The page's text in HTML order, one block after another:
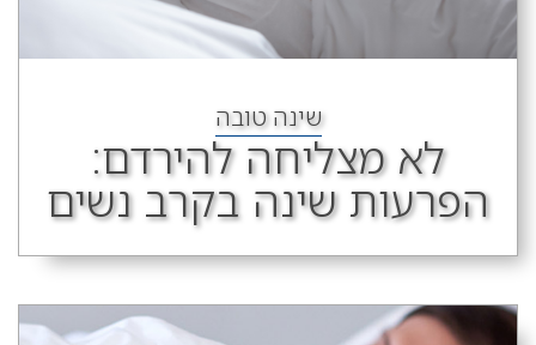
שינה טובה
לא מצליחה להירדם:
הפרעות שינה בקרב נשים